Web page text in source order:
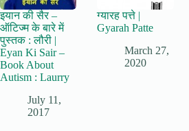
इयान की सैर –
ऑटिज्म के बारे में
पुस्तक : लौरी |
Eyan Ki Sair –
Book About
Autism : Laurry
July 11,
2017
ग्यारह पत्ते |
Gyarah Patte
March 27,
2020